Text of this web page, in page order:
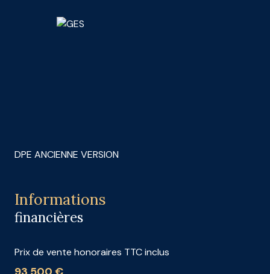
DPE ANCIENNE VERSION
Informations
financières
Prix de vente honoraires TTC inclus